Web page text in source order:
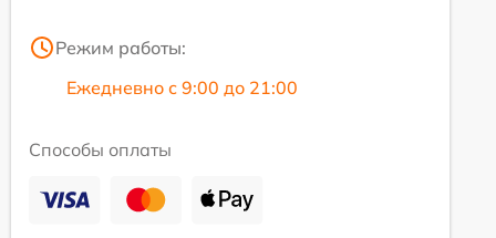
Режим работы:
Ежедневно с 9:00 до 21:00
Способы оплаты